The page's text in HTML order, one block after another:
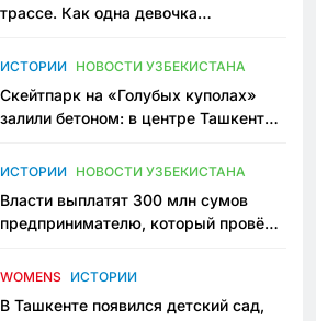
трассе. Как одна девочка
Узбекистане
ИСТОРИИ НОВОСТИ УЗБЕКИСТАНА
Скейтпарк на «Голубых куполах»
залили бетоном: в центре Ташкента
пространство
ИСТОРИИ НОВОСТИ УЗБЕКИСТАНА
Власти выплатят 300 млн сумов
предпринимателю, который провёл
приговору
WOMENS ИСТОРИИ
В Ташкенте появился детский сад,